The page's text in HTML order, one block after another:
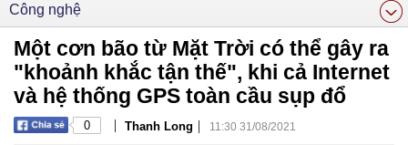
Công nghệ
Một cơn bão từ Mặt Trời có thể gây ra
"khoảnh khắc tận thế", khi cả Internet
và hệ thống GPS toàn cầu sụp đổ
0 | Thanh Long | 11:30 31/08/2021